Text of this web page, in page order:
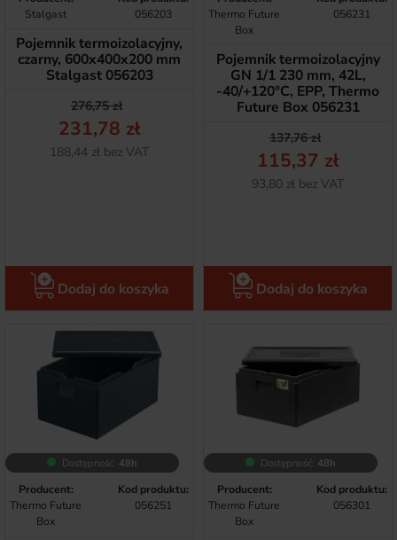
Stalgast
056203
Pojemnik termoizolacyjny,
czarny, 600x400x200 mm
Stalgast 056203
Cena podstawowa
276,75 zł
Cena
231,78 zł
Netto
188,44 zł bez VAT
Dodaj do koszyka
Thermo Future
Box
056231
Pojemnik termoizolacyjny
GN 1/1 230 mm, 42L,
-40/+120°C, EPP, Thermo
Future Box 056231
Cena
137,76 zł
Cena
115,37 zł
Netto
93,80 zł bez VAT
Dodaj do koszyka
Dostępność: 48h
Producent:
Thermo Future
Box
Kod produktu:
056251
Dostępność: 48h
Producent:
Thermo Future
Box
Kod produktu:
056301